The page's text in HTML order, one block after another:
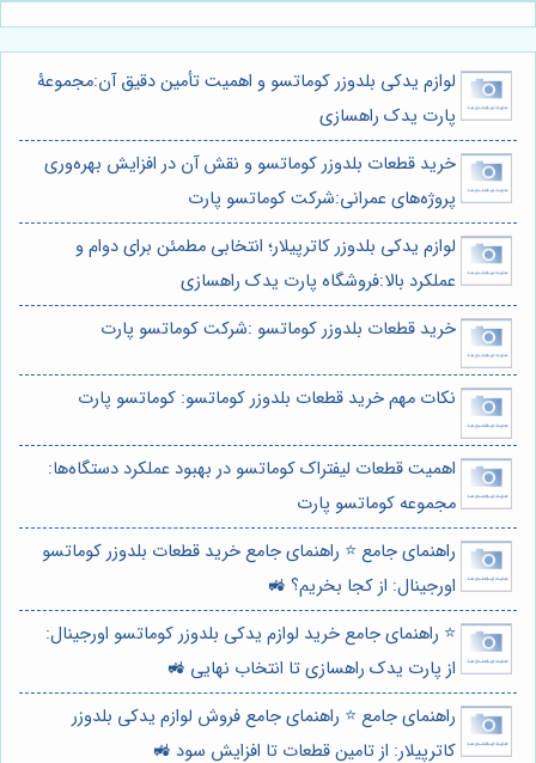
لوازم یدکی بلدوزر کوماتسو و اهمیت تأمین دقیق آن:مجموعۀ
پارت یدک راهسازی
خرید قطعات بلدوزر کوماتسو و نقش آن در افزایش بهره‌وری
پروژه‌های عمرانی:شرکت کوماتسو پارت
لوازم یدکی بلدوزر کاترپیلار؛ انتخابی مطمئن برای دوام و
عملکرد بالا:فروشگاه پارت یدک راهسازی
خرید قطعات بلدوزر کوماتسو :شرکت کوماتسو پارت
نکات مهم خرید قطعات بلدوزر کوماتسو: کوماتسو پارت
اهمیت قطعات لیفتراک کوماتسو در بهبود عملکرد دستگاه‌ها:
مجموعه کوماتسو پارت
راهنمای جامع ⭐️ راهنمای جامع خرید قطعات بلدوزر کوماتسو
اورجینال: از کجا بخریم؟ 🚜
⭐️ راهنمای جامع خرید لوازم یدکی بلدوزر کوماتسو اورجینال:
از پارت یدک راهسازی تا انتخاب نهایی 🚜
راهنمای جامع ⭐️ راهنمای جامع فروش لوازم یدکی بلدوزر
کاترپیلار: از تامین قطعات تا افزایش سود 🚜